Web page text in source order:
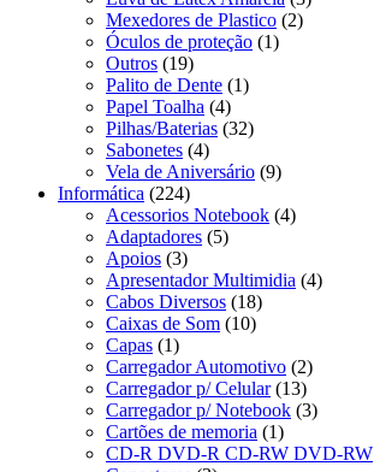
Mexedores de Plastico (2)
Óculos de proteção (1)
Outros (19)
Palito de Dente (1)
Papel Toalha (4)
Pilhas/Baterias (32)
Sabonetes (4)
Vela de Aniversário (9)
Informática (224)
Acessorios Notebook (4)
Adaptadores (5)
Apoios (3)
Apresentador Multimidia (4)
Cabos Diversos (18)
Caixas de Som (10)
Capas (1)
Carregador Automotivo (2)
Carregador p/ Celular (13)
Carregador p/ Notebook (3)
Cartões de memoria (1)
CD-R DVD-R CD-RW DVD-RW